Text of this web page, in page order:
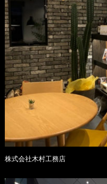
株式会社木村工務店